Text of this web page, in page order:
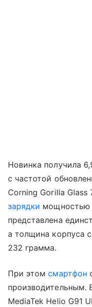
Новинка получила
с частотой
Corning Gorilla
зарядки мощностью
представлена
а толщина корпуса
232 грамма.
При этомсмартфон
производительным.
MediaTek Helio G91